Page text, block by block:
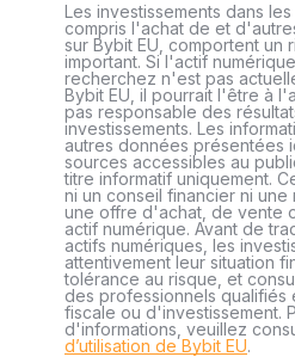
Les investissements dans
compris l'achat de et
sur Bybit EU, comportent un
important. Si l'actif
recherchez n'est pas
Bybit EU, il pourrait l'être à
pas responsable des
investissements. Les
autres données présentées
sources accessibles au
titre informatif uniquement.
ni un conseil financier ni une
une offre d'achat, de vente
actif numérique. Avant de
actifs numériques, les
attentivement leur situation
tolérance au risque, et
des professionnels qualifiés
fiscale ou d'investissement.
d'informations, veuillez
d’utilisation de Bybit EU.